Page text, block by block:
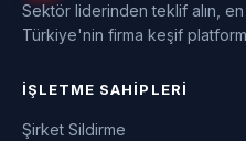
Sektör liderinden teklif alın, en
Türkiye'nin firma keşif
İŞLETME SAHIPLERI
Şirket Sildirme